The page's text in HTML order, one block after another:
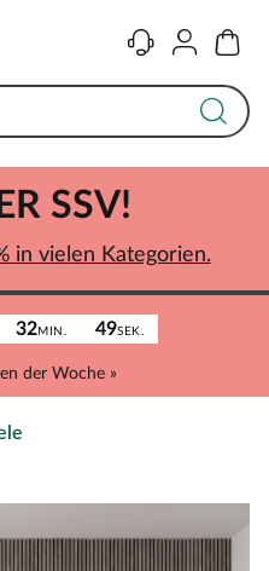
KontaktKonto
32MIN. 49SEK.
der Woche »
SSV!
in vielen Kategorien.